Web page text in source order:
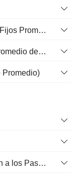
Rotación de Activos Fijos (Activos Fijos Promedio)
Rotación de cuentas por cobrar (Promedio de cuentas por cobrar)
Promedio)
Flujo de Caja Operativo en relación a los Pasivos Corrientes